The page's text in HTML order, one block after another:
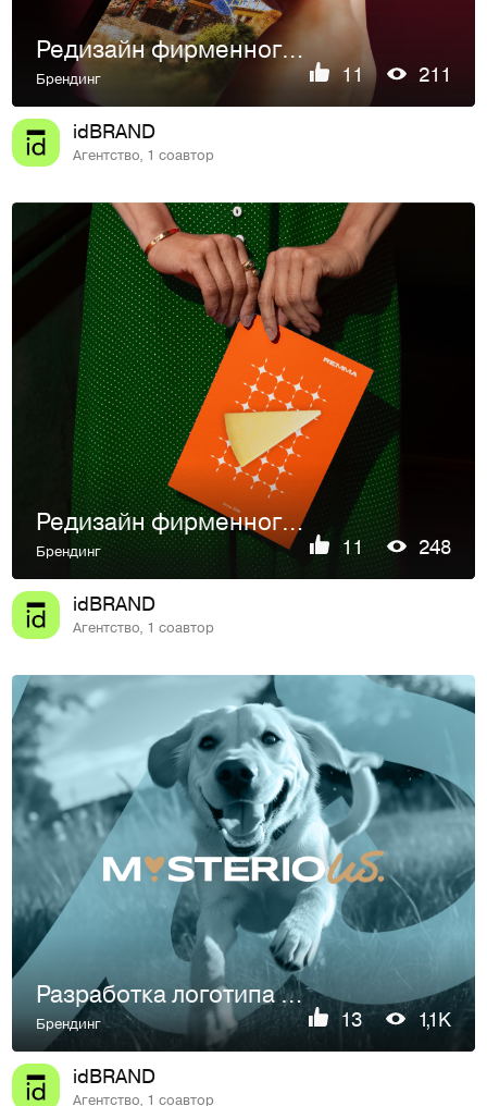
Редизайн фирменного стиля для компании JSP Travel
Брендинг 11 211
idBRAND
Агентство, 1 соавтор
Редизайн фирменного стиля для компании РЕММА
Брендинг 11 248
idBRAND
Агентство, 1 соавтор
Разработка логотипа для бренда Misterious
Брендинг 13 1,1K
idBRAND
Агентство, 1 соавтор